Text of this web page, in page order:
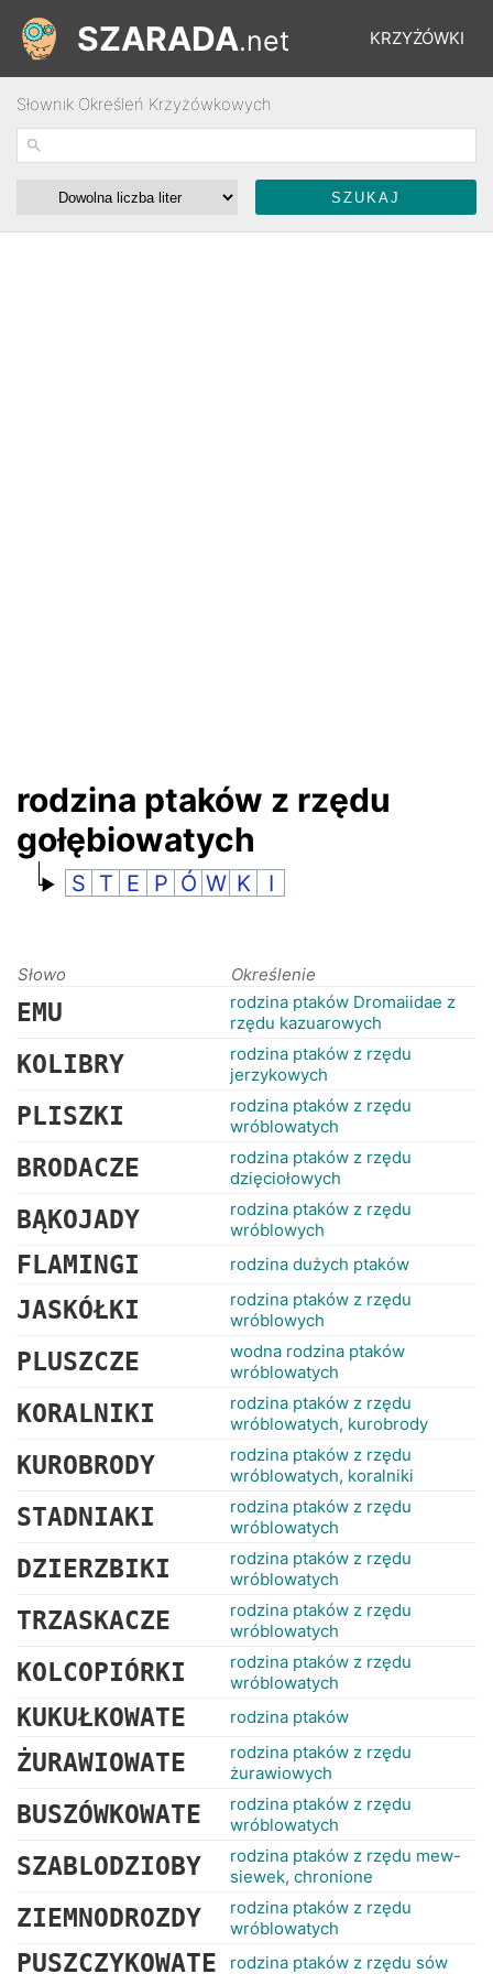
KRZYŻÓWKI
ŁAMIGŁÓWKI
SZARADA.net
Słownik Określeń Krzyżówkowych
rodzina ptaków z rzędu
gołębiowatych
S T E P Ó W K I
Słowo Określenie
EMU
rodzina ptaków Dromaiidae z
rzędu kazuarowych
KOLIBRY
rodzina ptaków z rzędu
jerzykowych
PLISZKI
rodzina ptaków z rzędu
wróblowatych
BRODACZE
rodzina ptaków z rzędu
dzięciołowych
BĄKOJADY
rodzina ptaków z rzędu
wróblowych
FLAMINGI rodzina dużych ptaków
JASKÓŁKI
rodzina ptaków z rzędu
wróblowych
PLUSZCZE
wodna rodzina ptaków
wróblowatych
KORALNIKI
rodzina ptaków z rzędu
wróblowatych, kurobrody
KUROBRODY
rodzina ptaków z rzędu
wróblowatych, koralniki
STADNIAKI
rodzina ptaków z rzędu
wróblowatych
DZIERZBIKI
rodzina ptaków z rzędu
wróblowatych
TRZASKACZE
rodzina ptaków z rzędu
wróblowatych
KOLCOPIÓRKI
rodzina ptaków z rzędu
wróblowatych
KUKUŁKOWATE rodzina ptaków
ŻURAWIOWATE
rodzina ptaków z rzędu
żurawiowych
BUSZÓWKOWATE
rodzina ptaków z rzędu
wróblowatych
SZABLODZIOBY
rodzina ptaków z rzędu mew-
siewek, chronione
ZIEMNODROZDY
rodzina ptaków z rzędu
wróblowatych
PUSZCZYKOWATE rodzina ptaków z rzędu sów